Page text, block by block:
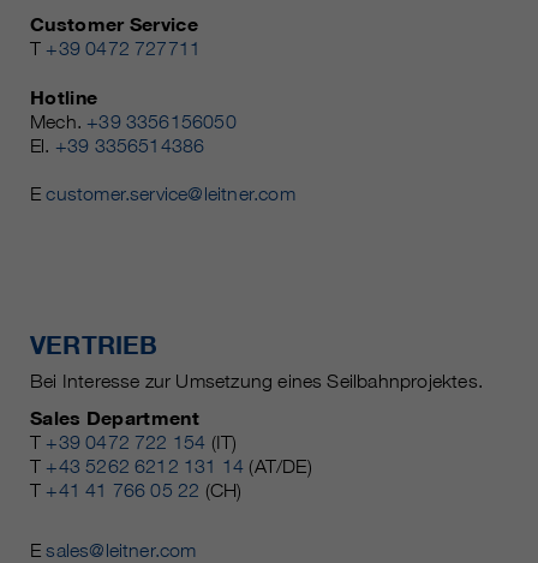
Customer Service
T +39 0472 727711
Hotline
Mech. +39 3356156050
El. +39 3356514386
Ecustomer.service@leitner.com
VERTRIEB
Bei Interesse zur Umsetzung eines Seilbahnprojektes.
Sales Department
T +39 0472 722 154 (IT)
T +43 5262 6212 131 14 (AT/DE)
T +41 41 766 05 22 (CH)
Esales@leitner.com